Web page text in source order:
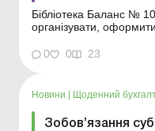
Бібліотека Баланс №
організувати,
послуги під відкритим
виникає потреба
0 0 23
Новини Щоденний
Зобов’язання